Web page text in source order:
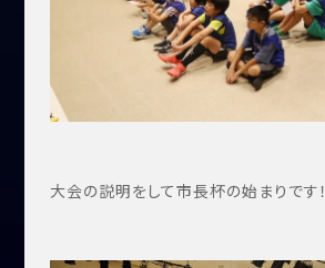
大会の説明をして市長杯の始まりです！